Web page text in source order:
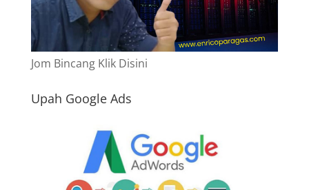
Jom Bincang Klik Disini
Upah Google Ads